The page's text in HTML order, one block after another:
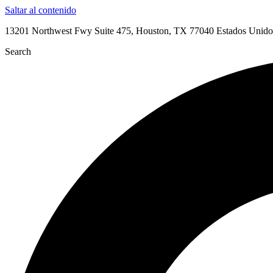
Saltar al contenido
13201 Northwest Fwy Suite 475, Houston, TX 77040 Estados
Search